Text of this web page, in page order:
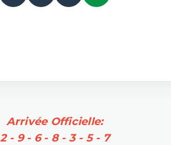
Arrivée Officielle:
2 - 9 - 6 - 8 - 3 - 5 - 7